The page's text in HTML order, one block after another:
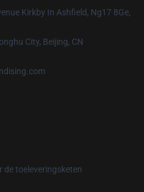
Kirkby In Ashfield, Ng17 8Ge,
City, Beijing, CN
de toeleveringsketen